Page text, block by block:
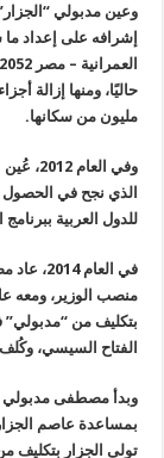
وعين مدبولي
إشرافه على إعداد
مليون من سكانها.
وفي
الذي نجح في
للدول العربية
في
بتكليف من “مدبولي”
الفتاح السيسي،
وبدأ مصطفى مدبولي
بمساعدة عاصم
تولى الجزار بتكليف